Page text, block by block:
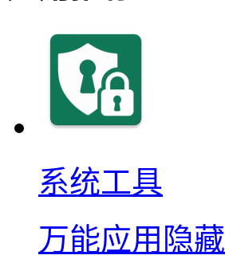
系统工具
万能应用隐藏